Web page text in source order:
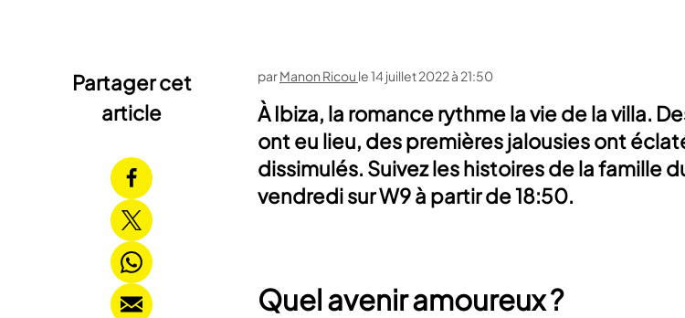
Partager cet
article
parManon Ricou le14 juillet 2022 à 21:50
À Ibiza, la romance rythme la vie de la villa.
ont eu lieu, des premières jalousies ont
dissimulés. Suivez les histoires de la famille
vendredi sur W9 à partir de 18:50.
Quel avenir amoureux ?